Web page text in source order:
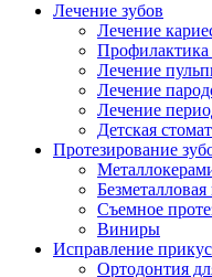
Лечение зубов
Лечение
Профилактика
Лечение
Лечение
Лечение
Детская
Протезирование
Съемное
Виниры
Исправление
Ортодонтия